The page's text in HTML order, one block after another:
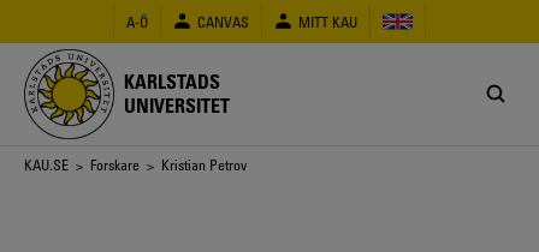
huvudinnehåll
A-Ö CANVAS MITT KAU
KARLSTADS
UNIVERSITET
Länkstig
KAU.SE > Forskare > Kristian Petrov